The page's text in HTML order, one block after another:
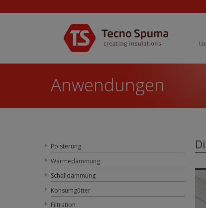
Anwendungen
Polsterung
Wärmedämmung
Schalldämmung
Konsumgütter
Filtration